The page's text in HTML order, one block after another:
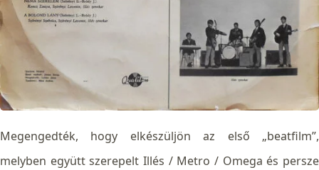
Megengedték, hogy elkészüljön az első „beatfilm”,
melyben együtt szerepelt Illés / Metro / Omega és persze